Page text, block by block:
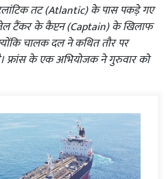
तट (Atlantic) के पास पकड़े गए
टैंकर के कैप्टन (Captain) के खिलाफ
चालक दल ने कथित तौर पर
फ्रांस के एक अभियोजक ने गुरुवार को